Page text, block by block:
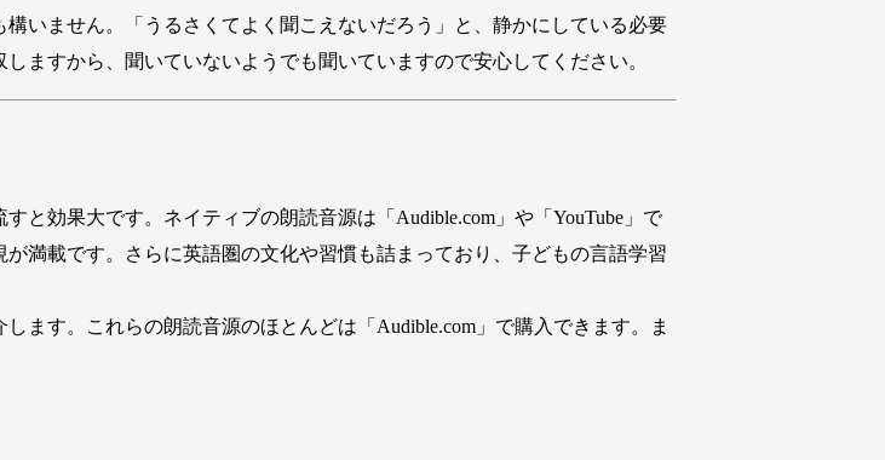
いません。「うるさくてよく聞こえないだろう」と、静かにしている必要
ますから、聞いていないようでも聞いていますので安心してください。
効果大です。ネイティブの朗読音源は「Audible.com」や「YouTube」で
満載です。さらに英語圏の文化や習慣も詰まっており、子どもの言語学習
ます。これらの朗読音源のほとんどは「Audible.com」で購入できます。ま